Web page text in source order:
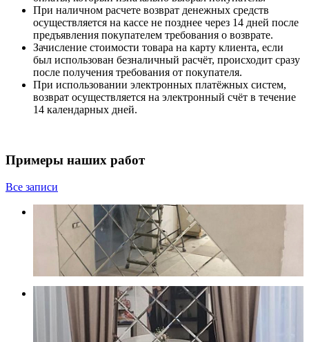
При наличном расчете возврат денежных средств
осуществляется на кассе не позднее через 14 дней после
предъявления покупателем требования о возврате.
Зачисление стоимости товара на карту клиента, если
был использован безналичный расчёт, происходит сразу
после получения требования от покупателя.
При использовании электронных платёжных систем,
возврат осуществляется на электронный счёт в течение
14 календарных дней.
Примеры наших работ
Все записи